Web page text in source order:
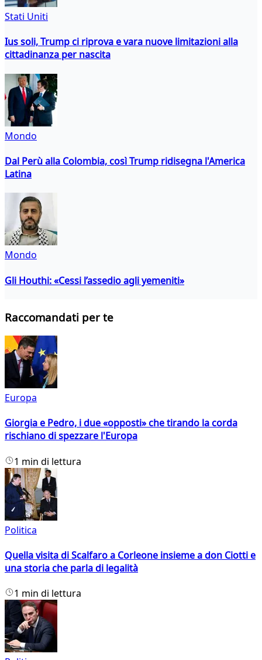
Stati Uniti
Ius soli, Trump ci riprova e vara nuove limitazioni alla
cittadinanza per nascita
Mondo
Dal Perù alla Colombia, così Trump ridisegna l'America
Latina
Mondo
Gli Houthi: «Cessi l’assedio agli yemeniti»
Raccomandati per te
Europa
Giorgia e Pedro, i due «opposti» che tirando la corda
rischiano di spezzare l'Europa
1 min di lettura
Politica
Quella visita di Scalfaro a Corleone insieme a don Ciotti e
una storia che parla di legalità
1 min di lettura